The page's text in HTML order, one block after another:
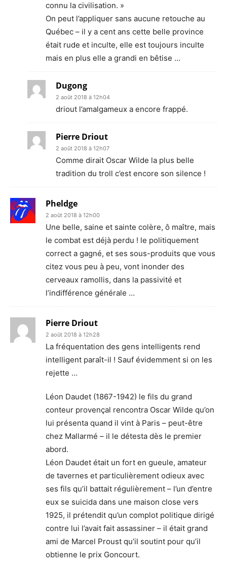
connu la civilisation. »
On peut l’appliquer sans aucune retouche au
Québec – il y a cent ans cette belle province
était rude et inculte, elle est toujours inculte
mais en plus elle a grandi en bêtise …
Dugong
2 août 2018 à 12h04
driout l’amalgameux a encore frappé.
Pierre Driout
2 août 2018 à 12h07
Comme dirait Oscar Wilde la plus belle
tradition du troll c’est encore son silence !
Pheldge
2 août 2018 à 12h00
Une belle, saine et sainte colère, ô maître, mais
le combat est déjà perdu ! le politiquement
correct a gagné, et ses sous-produits que vous
citez vous peu à peu, vont inonder des
cerveaux ramollis, dans la passivité et
l’indifférence générale …
Pierre Driout
2 août 2018 à 12h28
La fréquentation des gens intelligents rend
intelligent paraît-il ! Sauf évidemment si on les
rejette …
Léon Daudet (1867-1942) le fils du grand
conteur provençal rencontra Oscar Wilde qu’on
lui présenta quand il vint à Paris – peut-être
chez Mallarmé – il le détesta dès le premier
abord.
Léon Daudet était un fort en gueule, amateur
de tavernes et particulièrement odieux avec
ses fils qu’il battait régulièrement – l’un d’entre
eux se suicida dans une maison close vers
1925, il prétendit qu’un complot politique dirigé
contre lui l’avait fait assassiner – il était grand
ami de Marcel Proust qu’il soutint pour qu’il
obtienne le prix Goncourt.